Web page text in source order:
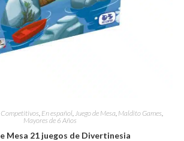
Competitivos En español, Juego de Mesa Maldito Games
Mayores de 6 Años
Mesa 21 juegos de Divertinesia